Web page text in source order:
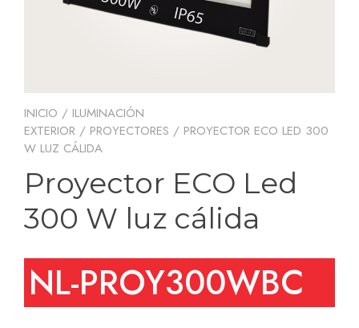
INICIO / ILUMINACIÓN
EXTERIOR / PROYECTORES / PROYECTOR ECO LED 300
W LUZ CÁLIDA
Proyector ECO Led
300 W luz cálida
NL-PROY300WBC